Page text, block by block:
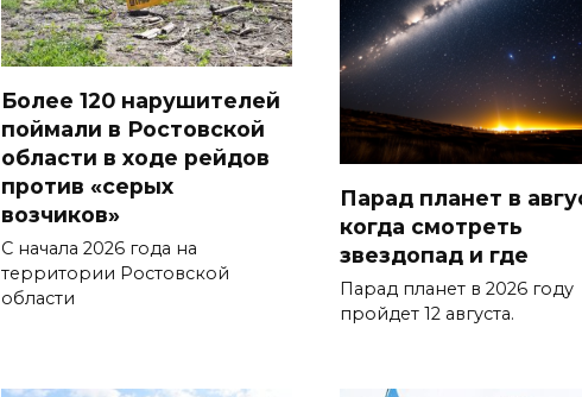
Более 120 нарушителей
поймали в Ростовской
области в ходе рейдов
против «серых
возчиков»
С начала 2026 года на
территории Ростовской
области
Парад планет в
когда смотреть
звездопад и где
Парад планет в 2026 году
пройдет 12 августа.